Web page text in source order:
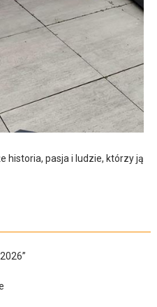
historia, pasja i ludzie, którzy ją